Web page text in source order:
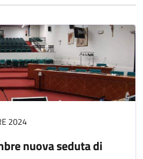
2024
nuova seduta di